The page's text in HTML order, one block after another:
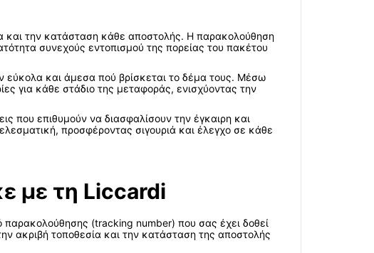
και την κατάσταση κάθε αποστολής. Η παρακολούθηση
συνεχούς εντοπισμού της πορείας του πακέτου
εύκολα και άμεσα πού βρίσκεται το δέμα τους. Μέσω
για κάθε στάδιο της μεταφοράς, ενισχύοντας την
που επιθυμούν να διασφαλίσουν την έγκαιρη και
προσφέροντας σιγουριά και έλεγχο σε κάθε
με τη Liccardi
παρακολούθησης (tracking number) που σας έχει δοθεί
ακριβή τοποθεσία και την κατάσταση της αποστολής